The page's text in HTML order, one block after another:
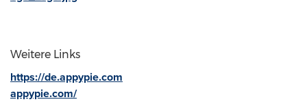
Weitere Links
https://de.appypie.com
appypie.com/